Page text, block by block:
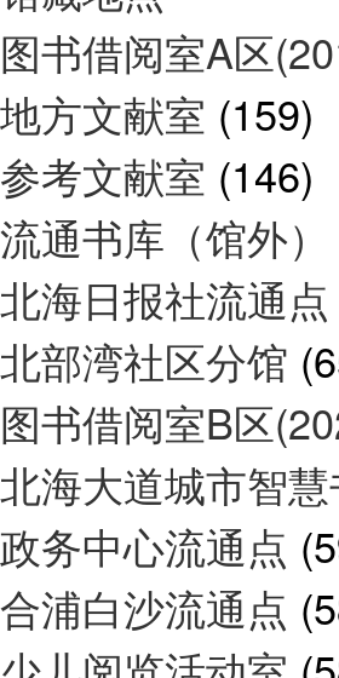
图书借阅室A区
地方文献室 (159)
参考文献室 (146)
流通书库（馆外）
北海日报社流通点
北部湾社区分馆
图书借阅室B区
北海大道城市智
政务中心流通点
合浦白沙流通点